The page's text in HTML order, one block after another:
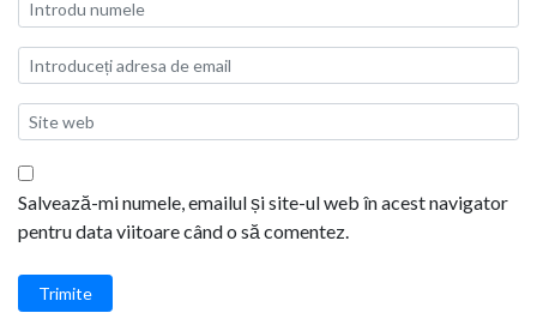
Salvează-mi numele, emailul și site-ul web în acest navigator
pentru data viitoare când o să comentez.
Trimite